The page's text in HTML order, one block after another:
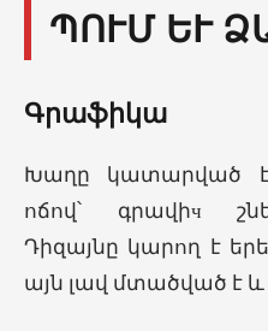
ՈՒՄ ԵՒ
Գրաֆիկա
Խաղը կատարված է
ոճով՝ գրավիч
Դիզայնը կարող է
այն լավ մտածված է